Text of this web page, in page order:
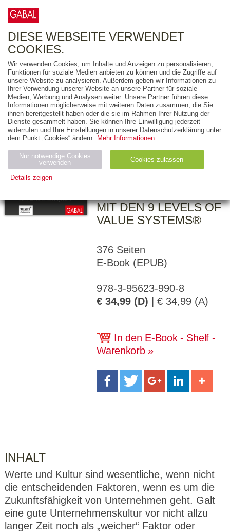
HERAUSGEGEBEN VON:
MARKUS BRAND
SONJA WITTIG
RAINER KRUMM
Werte messen –
Change
erfolgreich
MIT DEN 9 LEVELS OF
VALUE SYSTEMS®
376 Seiten
E-Book (EPUB)
978-3-95623-990-8
€ 34,99 (D) | € 34,99 (A)
In den E-Book - Shelf -
Warenkorb
INHALT
Werte und Kultur sind wesentliche, wenn nicht
die entscheidenden Faktoren, wenn es um die
Zukunftsfähigkeit von Unternehmen geht. Galt
eine gute Unternehmenskultur vor nicht allzu
langer Zeit noch als „weicher“ Faktor oder
DIESE WEBSEITE VERWENDET
COOKIES.
Wir verwenden Cookies, um Inhalte und Anzeigen zu personalisieren,
Funktionen für soziale Medien anbieten zu können und die Zugriffe auf
unsere Website zu analysieren. Außerdem geben wir Informationen zu
Ihrer Verwendung unserer Website an unsere Partner für soziale
Medien, Werbung und Analysen weiter. Unsere Partner führen diese
Informationen möglicherweise mit weiteren Daten zusammen, die Sie
ihnen bereitgestellt haben oder die sie im Rahmen Ihrer Nutzung der
Dienste gesammelt haben. Sie können Ihre Einwilligung jederzeit
widerrufen und Ihre Einstellungen in unserer Datenschutzerklärung unter
dem Punkt „Cookies“ ändern. Mehr Informationen.
Nur notwendige Cookies
verwenden
Cookies zulassen
Details zeigen
Name
er
Zweck
Abl
auf
Ty
Speichert den Zustimmungsstatus des